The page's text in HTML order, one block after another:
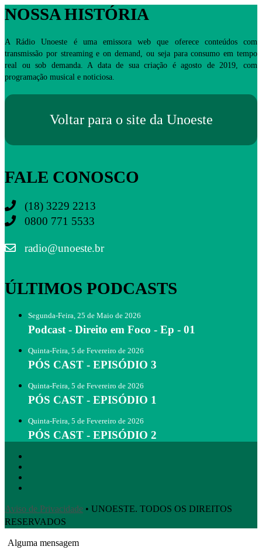
NOSSA HISTÓRIA
A Rádio Unoeste é uma emissora web que oferece conteúdos com
transmissão por streaming e on demand, ou seja para consumo em tempo
real ou sob demanda. A data de sua criação é agosto de 2019, com
programação musical e noticiosa.
Voltar para o site da Unoeste
FALE CONOSCO
(18) 3229 2213
0800 771 5533
radio@unoeste.br
ÚLTIMOS PODCASTS
Segunda-Feira, 25 de Maio de 2026
Podcast - Direito em Foco - Ep - 01
Quinta-Feira, 5 de Fevereiro de 2026
PÓS CAST - EPISÓDIO 3
Quinta-Feira, 5 de Fevereiro de 2026
PÓS CAST - EPISÓDIO 1
Quinta-Feira, 5 de Fevereiro de 2026
PÓS CAST - EPISÓDIO 2
Aviso de Privacidade • UNOESTE. TODOS OS DIREITOS
RESERVADOS
Alguma mensagem